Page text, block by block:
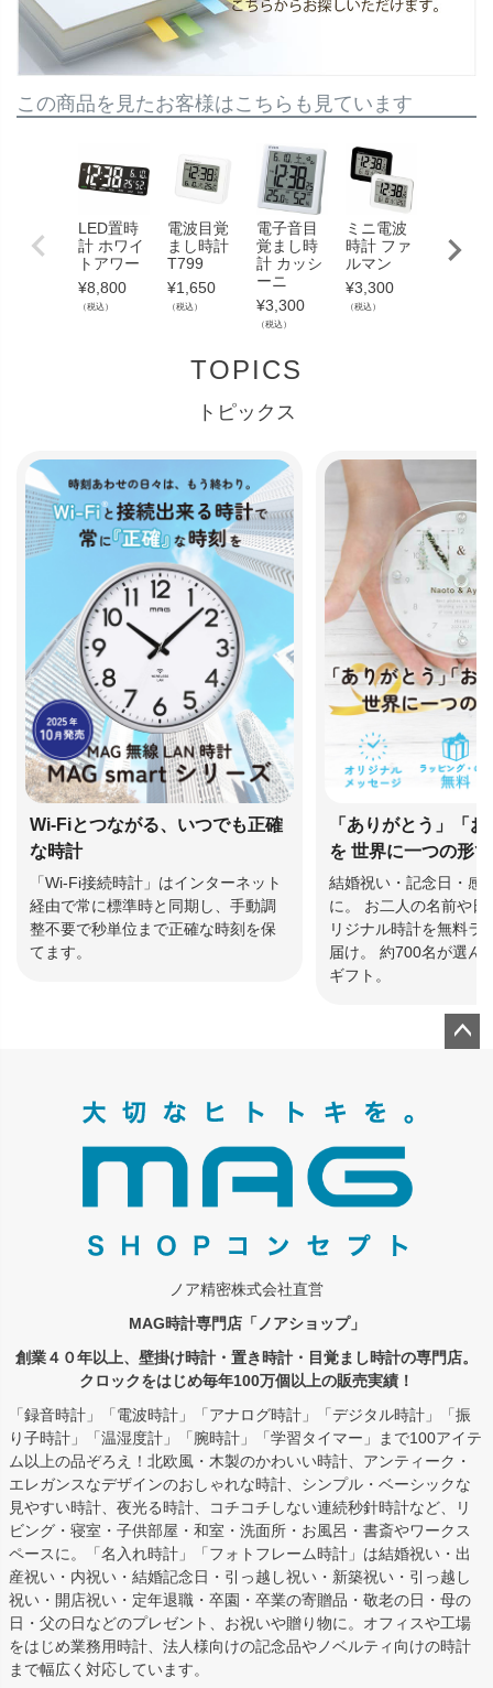
この商品を見たお客様はこちらも見ています
LED置時
計 ホワイ
トアワー
¥8,800
（税込）
電波目覚
まし時計
T799
¥1,650
（税込）
電子音目
覚まし時
計 カッシ
ーニ
¥3,300
（税込）
ミニ電波
時計 ファ
ルマン
¥3,300
（税込）
時計
TOPICS
トピックス
Wi-Fiとつながる、いつでも正確
な時計
「Wi-Fi接続時計」はインターネット
経由で常に標準時と同期し、手動調
整不要で秒単位まで正確な時刻を保
てます。
「ありがとう」「
を 世界に一つの形
結婚祝い・記念日・感
に。 お二人の名前や日
リジナル時計を無料ラ
届け。 約700名が選ん
ギフト。
ノア精密株式会社直営
MAG時計専門店「ノアショップ」
創業４０年以上、壁掛け時計・置き時計・目覚まし時計の専門店。
クロックをはじめ毎年100万個以上の販売実績！
「録音時計」「電波時計」「アナログ時計」「デジタル時計」「振
り子時計」「温湿度計」「腕時計」「学習タイマー」まで100アイテ
ム以上の品ぞろえ！北欧風・木製のかわいい時計、アンティーク・
エレガンスなデザインのおしゃれな時計、シンプル・ベーシックな
見やすい時計、夜光る時計、コチコチしない連続秒針時計など、リ
ビング・寝室・子供部屋・和室・洗面所・お風呂・書斎やワークス
ペースに。「名入れ時計」「フォトフレーム時計」は結婚祝い・出
産祝い・内祝い・結婚記念日・引っ越し祝い・新築祝い・引っ越し
祝い・開店祝い・定年退職・卒園・卒業の寄贈品・敬老の日・母の
日・父の日などのプレゼント、お祝いや贈り物に。オフィスや工場
をはじめ業務用時計、法人様向けの記念品やノベルティ向けの時計
まで幅広く対応しています。